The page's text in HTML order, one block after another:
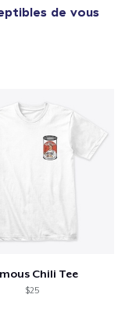
de vous
Chili Tee
$25